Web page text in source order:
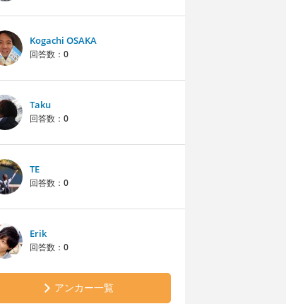
Kogachi OSAKA
回答数： 0
Taku
回答数： 0
TE
回答数： 0
Erik
回答数： 0
アンカー一覧